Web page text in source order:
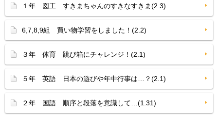
１年 図工 すきまちゃんのすきなすきま(2.3)
6,7,8,9組 買い物学習をしました！(2.2)
３年 体育 跳び箱にチャレンジ！(2.1)
５年 英語 日本の遊びや年中行事は…？(2.1)
２年 国語 順序と段落を意識して…(1.31)